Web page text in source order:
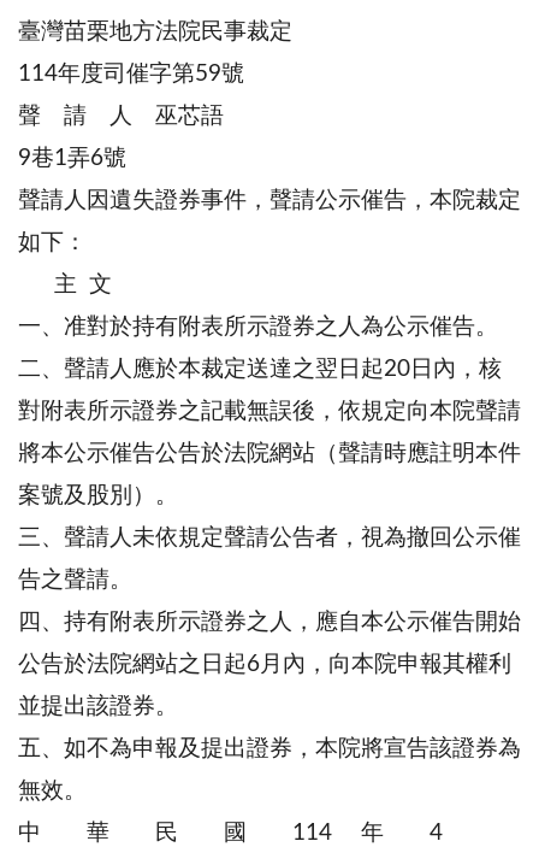
臺灣苗栗地方法院民事裁定
114年度司催字第59號
聲 請 人 巫芯語
9巷1弄6號
聲請人因遺失證券事件，聲請公示催告，本院裁定
如下：
主 文
一、准對於持有附表所示證券之人為公示催告。
二、聲請人應於本裁定送達之翌日起20日內，核
對附表所示證券之記載無誤後，依規定向本院聲請
將本公示催告公告於法院網站（聲請時應註明本件
案號及股別）。
三、聲請人未依規定聲請公告者，視為撤回公示催
告之聲請。
四、持有附表所示證券之人，應自本公示催告開始
公告於法院網站之日起6月內，向本院申報其權利
並提出該證券。
五、如不為申報及提出證券，本院將宣告該證券為
無效。
中 華 民 國 114 年 4